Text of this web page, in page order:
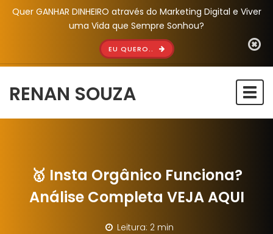
Quer GANHAR DINHEIRO através do Marketing Digital e Viver
uma Vida que Sempre Sonhou?
EU QUERO..
RENAN SOUZA
🥇 Insta Orgânico Funciona?
Análise Completa VEJA AQUI
Leitura: 2 min